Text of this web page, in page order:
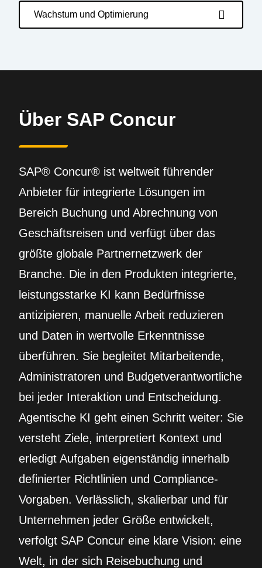
Wachstum und Optimierung
Über SAP Concur
SAP® Concur® ist weltweit führender
Anbieter für integrierte Lösungen im
Bereich Buchung und Abrechnung von
Geschäftsreisen und verfügt über das
größte globale Partnernetzwerk der
Branche. Die in den Produkten integrierte,
leistungsstarke KI kann Bedürfnisse
antizipieren, manuelle Arbeit reduzieren
und Daten in wertvolle Erkenntnisse
überführen. Sie begleitet Mitarbeitende,
Administratoren und Budgetverantwortliche
bei jeder Interaktion und Entscheidung.
Agentische KI geht einen Schritt weiter: Sie
versteht Ziele, interpretiert Kontext und
erledigt Aufgaben eigenständig innerhalb
definierter Richtlinien und Compliance-
Vorgaben. Verlässlich, skalierbar und für
Unternehmen jeder Größe entwickelt,
verfolgt SAP Concur eine klare Vision: eine
Welt, in der sich Reisebuchung und